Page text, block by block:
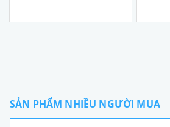
SẢN PHẨM NHIỀU NGƯỜI MUA